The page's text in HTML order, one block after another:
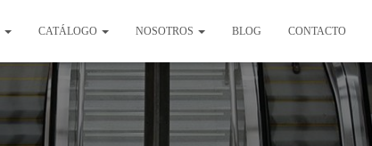
CATÁLOGO NOSOTROS BLOG CONTACTO